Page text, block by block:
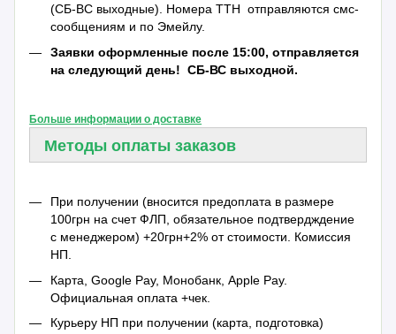
(СБ-ВС выходные). Номера ТТН отправляются смс-
сообщениям и по Эмейлу.
Заявки оформленные после 15:00, отправляется
на следующий день! СБ-ВС выходной.
Больше информации о доставке
Методы оплаты заказов
При получении (вносится предоплата в размере
100грн на счет ФЛП, обязательное подтвердждение
с менеджером) +20грн+2% от стоимости. Комиссия
НП.
Карта, Google Pay, Монобанк, Apple Pay.
Официальная оплата +чек.
Курьеру НП при получении (карта, подготовка)